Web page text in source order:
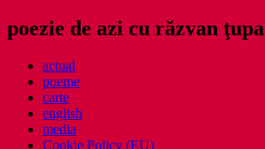
poezie de azi cu răzvan ţupa
actual
poeme
carte
english
media
Cookie Policy (EU)